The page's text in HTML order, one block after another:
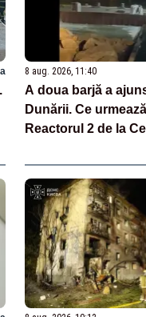
8 aug. 2026, 11:40
A doua barjă a
Dunării. Ce
Reactorul 2 de la